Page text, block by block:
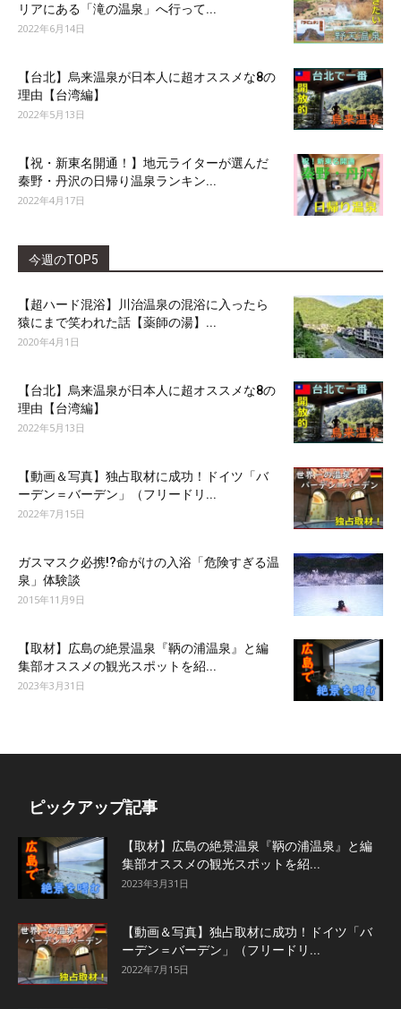
リアにある「滝の温泉」へ行って...
2022年6月14日
【台北】烏来温泉が日本人に超オススメな8の
理由【台湾編】
2022年5月13日
【祝・新東名開通！】地元ライターが選んだ
秦野・丹沢の日帰り温泉ランキン...
2022年4月17日
今週のTOP5
【超ハード混浴】川治温泉の混浴に入ったら
猿にまで笑われた話【薬師の湯】...
2020年4月1日
【台北】烏来温泉が日本人に超オススメな8の
理由【台湾編】
2022年5月13日
【動画＆写真】独占取材に成功！ドイツ「バ
ーデン＝バーデン」（フリードリ...
2022年7月15日
ガスマスク必携!?命がけの入浴「危険すぎる温
泉」体験談
2015年11月9日
【取材】広島の絶景温泉『鞆の浦温泉』と編
集部オススメの観光スポットを紹...
2023年3月31日
ピックアップ記事
【取材】広島の絶景温泉『鞆の浦温泉』と編
集部オススメの観光スポットを紹...
2023年3月31日
【動画＆写真】独占取材に成功！ドイツ「バ
ーデン＝バーデン」（フリードリ...
2022年7月15日